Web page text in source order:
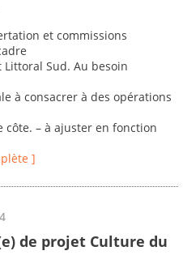
et commissions
Littoral Sud. Au besoin
à consacrer à des opérations
– à ajuster en fonction
]
de projet Culture du